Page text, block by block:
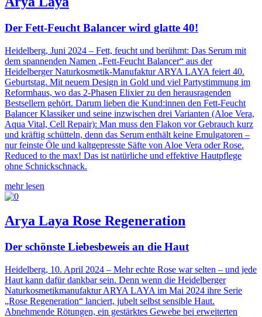
Der Fett-Feucht Balancer wird glatte 40!
Heidelberg, Juni 2024 – Fett, feucht und berühmt: Das Serum mit
dem spannenden Namen „Fett-Feucht Balancer“ aus der
Heidelberger Naturkosmetik-Manufaktur ARYA LAYA feiert 40.
Geburtstag. Mit neuem Design in Gold und viel Partystimmung im
Reformhaus, wo das 2-Phasen Elixier zu den herausragenden
Bestsellern gehört. Darum lieben die Kund:innen den Fett-Feucht
Balancer Klassiker und seine inzwischen drei Varianten (Aloe Vera,
Aqua Vital, Cell Repair): Man muss den Flakon vor Gebrauch kurz
und kräftig schütteln, denn das Serum enthält keine Emulgatoren –
nur feinste Öle und kaltgepresste Säfte von Aloe Vera oder Rose.
Reduced to the max! Das ist natürliche und effektive Hautpflege
ohne Schnickschnack.
mehr lesen
Arya Laya Rose Regeneration
Der schönste Liebesbeweis an die Haut
Heidelberg, 10. April 2024 – Mehr echte Rose war selten – und jede
Haut kann dafür dankbar sein. Denn wenn die Heidelberger
Naturkosmetikmanufaktur ARYA LAYA im Mai 2024 ihre Serie
„Rose Regeneration“ lanciert, jubelt selbst sensible Haut.
Abnehmende Rötungen, ein gestärktes Gewebe bei erweiterten